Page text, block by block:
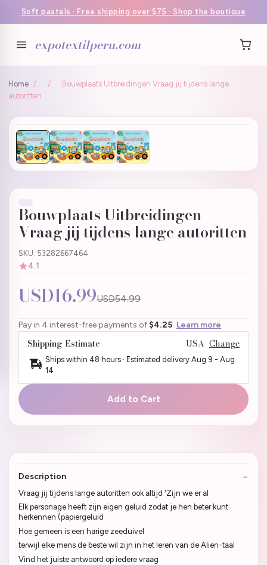
Soft pastels · Free shipping over $75 · Shop the boutique
expotextilperu.com
Home / /
Bouwplaats Uitbreidingen Vraag jij tijdens lange
autoritten
Bouwplaats Uitbreidingen
Vraag jij tijdens lange autoritten
SKU: 53282667464
4.1
USD16.99USD54.99
Pay in 4 interest-free payments of $4.25 Learn more
Shipping Estimate USA Change
Ships within 48 hours · Estimated delivery Aug 9 - Aug
14
Add to Cart
Description
Vraag jij tijdens lange autoritten ook altijd 'Zijn we er al
Elk personage heeft zijn eigen geluid zodat je hen beter kunt
herkennen (papiergeluid
Hoe gemeen is een harige zeeduivel
terwijl elke mens de beste wil zijn in het leren van de Alien-taal
Vind het juiste antwoord op iedere vraag